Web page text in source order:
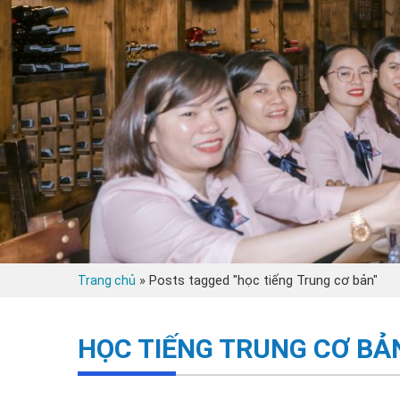
Trang chủ » Posts tagged "học tiếng Trung cơ bản"
HỌC TIẾNG TRUNG CƠ